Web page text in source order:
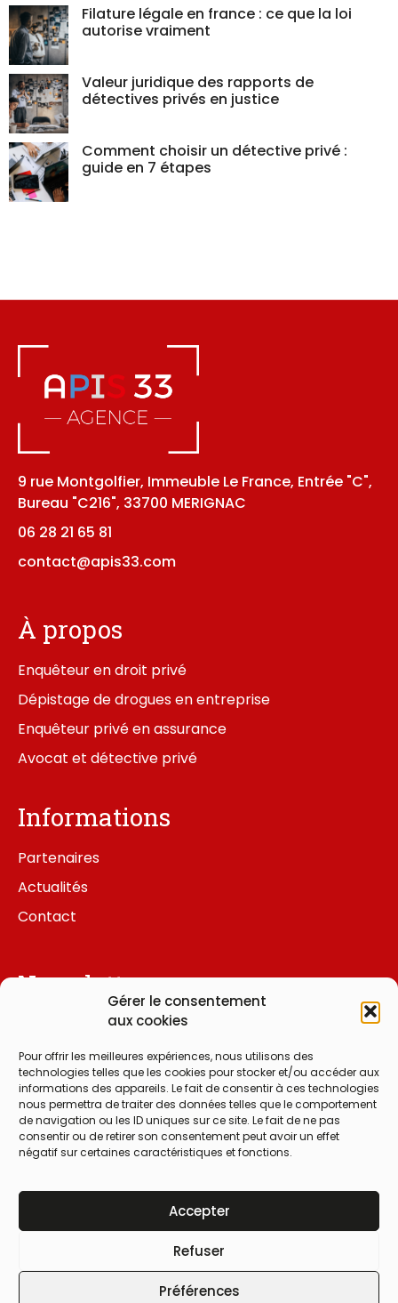
Gérer le consentement
aux cookies
Pour offrir les meilleures expériences, nous utilisons des
technologies telles que les cookies pour stocker et/ou accéder aux
informations des appareils. Le fait de consentir à ces technologies
nous permettra de traiter des données telles que le comportement
de navigation ou les ID uniques sur ce site. Le fait de ne pas
consentir ou de retirer son consentement peut avoir un effet
négatif sur certaines caractéristiques et fonctions.
Accepter
Refuser
Préférences
Filature légale en france : ce que la loi
autorise vraiment
Valeur juridique des rapports de
détectives privés en justice
Comment choisir un détective privé :
guide en 7 étapes
9 rue Montgolfier, Immeuble Le France, Entrée "C",
Bureau "C216", 33700 MERIGNAC
06 28 21 65 81
contact@apis33.com
À propos
Enquêteur en droit privé
Dépistage de drogues en entreprise
Enquêteur privé en assurance
Avocat et détective privé
Informations
Partenaires
Actualités
Contact
Newsletter
J'ai lu et j'accepte lapolitique de
confidentialité
Je m'abonne à la newsletter
©Apis33 • Tous droits réservés
Cookies